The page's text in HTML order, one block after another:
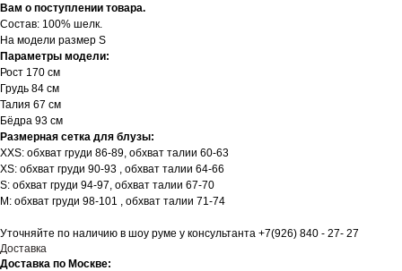
Вам о поступлении товара.
Состав: 100% шелк.
На модели размер S
Параметры модели:
Рост 170 см
Грудь 84 см
Талия 67 см
Бёдра 93 см
Размерная сетка для блузы:
XXS: обхват груди 86-89, обхват талии 60-63
XS: обхват груди 90-93 , обхват талии 64-66
S: обхват груди 94-97, обхват талии 67-70
М: обхват груди 98-101 , обхват талии 71-74
Уточняйте по наличию в шоу руме у консультанта +7(926) 840 - 27- 27
Доставка
Доставка по Москве: